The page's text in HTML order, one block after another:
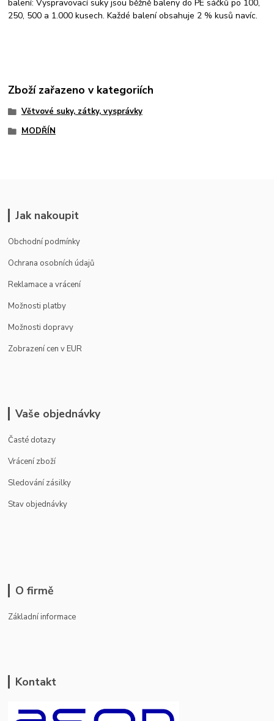
balení: Vyspravovací suky jsou běžně baleny do PE sáčků po 100,
250, 500 a 1.000 kusech. Každé balení obsahuje 2 % kusů navíc.
Zboží zařazeno v kategoriích
Větvové suky, zátky, vysprávky
MODŘÍN
Jak nakoupit
Obchodní podmínky
Ochrana osobních údajů
Reklamace a vrácení
Možnosti platby
Možnosti dopravy
Zobrazení cen v EUR
Vaše objednávky
Časté dotazy
Vrácení zboží
Sledování zásilky
Stav objednávky
O firmě
Základní informace
Kontakt